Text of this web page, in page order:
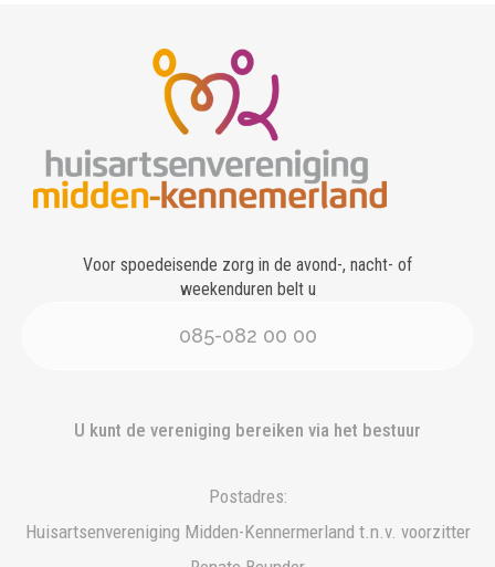
Voor spoedeisende zorg in de avond-, nacht- of
weekenduren belt u
085-082 00 00
U kunt de vereniging bereiken via het bestuur
Postadres:
Huisartsenvereniging Midden-Kennermerland t.n.v. voorzitter